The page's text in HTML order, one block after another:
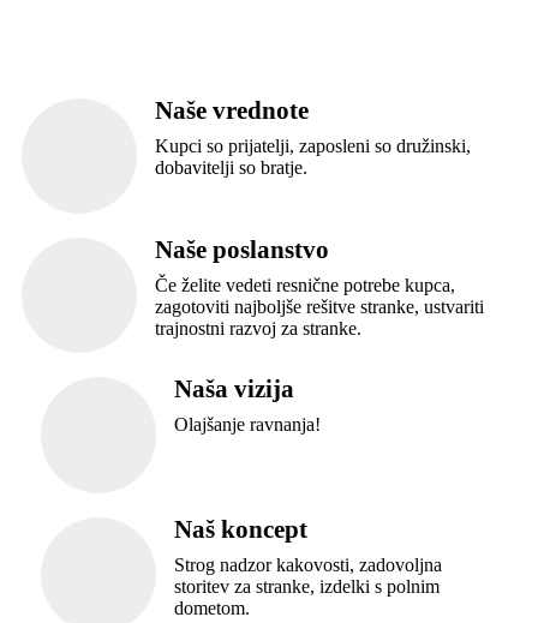
Naše vrednote
Kupci so prijatelji, zaposleni so družinski,
dobavitelji so bratje.
Naše poslanstvo
Če želite vedeti resnične potrebe kupca,
zagotoviti najboljše rešitve stranke, ustvariti
trajnostni razvoj za stranke.
Naša vizija
Olajšanje ravnanja!
Naš koncept
Strog nadzor kakovosti, zadovoljna
storitev za stranke, izdelki s polnim
dometom.